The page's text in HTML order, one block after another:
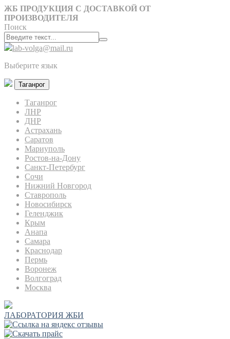
ЖБ ПРОДУКЦИЯ С ДОСТАВКОЙ ОТ
ПРОИЗВОДИТЕЛЯ
Поиск
lab-volga@mail.ru
Выберите язык
Таганрог
Таганрог
ЛНР
ДНР
Астрахань
Саратов
Мариуполь
Ростов-на-Дону
Санкт-Петербург
Сочи
Нижний Новгород
Ставрополь
Новосибирск
Геленджик
Крым
Анапа
Самара
Краснодар
Пермь
Воронеж
Волгоград
Москва
ЛАБОРАТОРИЯ ЖБИ